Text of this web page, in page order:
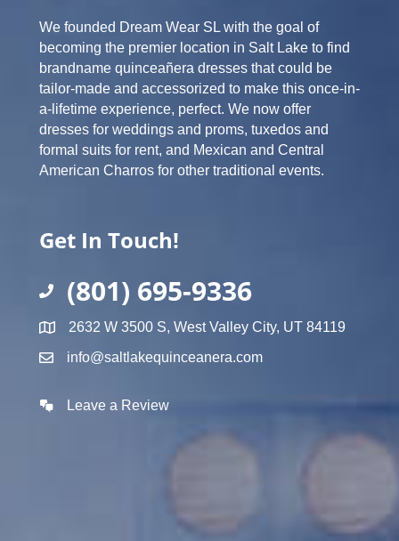
We founded Dream Wear SL with the goal of
becoming the premier location in Salt Lake to find
brandname quinceañera dresses that could be
tailor-made and accessorized to make this once-in-
a-lifetime experience, perfect. We now offer
dresses for weddings and proms, tuxedos and
formal suits for rent, and Mexican and Central
American Charros for other traditional events.
Get In Touch!
(801) 695-9336
2632 W 3500 S, West Valley City, UT 84119
info@saltlakequinceanera.com
Leave a Review